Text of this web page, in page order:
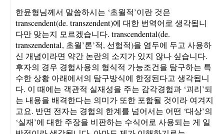
한윤형님께서 말씀하시는 ‘초월적’이란 것은
transcendent(de. transzendent)에 대한 번역어로 생각됩니
다만 맞는지 모르겠습니다. transcendental(de.
transzendental, 초월’론’적, 선험적)을 염두에 두고 사용하
신 개념이라면 약간 논란의 소지가 있지 않나 싶습니다.
후자의 경우 경험사용의 형식적 가능조건을 탐구하는 특
수한 상황 아래에서의 탐구방식에 한정된다고 생각됩니
다. 이 때에는 객관적 실재성을 주는 감각경험과 ‘괴리’되
는 내용을 배격한다는 의미가 또한 포함될 것이라 여겨지
고요. 반면 전자는 경험의 한계를 넘어서는 어떤 ‘대상’의
‘실재’에 대한 주장을 비판하는 수식어로 사용되는 게 일